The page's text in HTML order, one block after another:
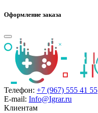
Оформление заказа
Телефон: +7 (967) 555 41 55
E-mail: Info@Igrar.ru
Клиентам